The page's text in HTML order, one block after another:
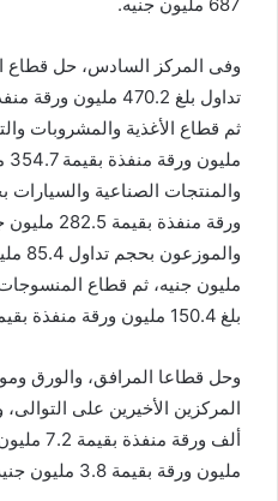
وفى المركز السادس، حل قطاع
ورقة منفذة
مليون جنيه، ثم قطاع
بلغ 150.4 مليون ورقة منفذة بقيمة 114.7 مليون جنيه.
وحل قطاعا المرافق، والورق
مليون ورقة بقيمة 3.8 مليون جنيه.